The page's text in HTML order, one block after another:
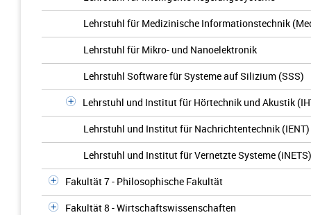
Lehrstuhl für Medizinische Informationstechnik
Lehrstuhl für Mikro- und Nanoelektronik
Lehrstuhl Software für Systeme auf Silizium (SSS)
Lehrstuhl und Institut für Hörtechnik und Akustik
Lehrstuhl und Institut für Nachrichtentechnik (IENT)
Lehrstuhl und Institut für Vernetzte Systeme (iNETS)
Fakultät 7 - Philosophische Fakultät
Fakultät 8 - Wirtschaftswissenschaften